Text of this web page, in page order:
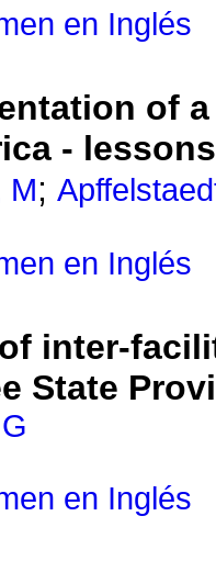
en Inglés
of
-
M;
en Inglés
inter-
State
en Inglés